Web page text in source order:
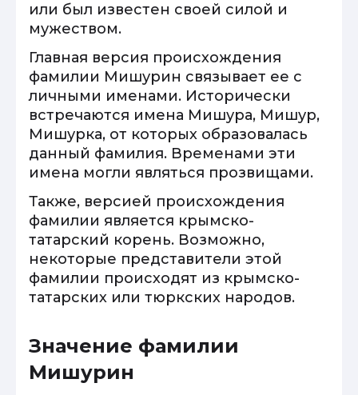
или был известен своей силой и
мужеством.
Главная версия происхождения
фамилии Мишурин связывает ее с
личными именами. Исторически
встречаются имена Мишура, Мишур,
Мишурка, от которых образовалась
данный фамилия. Временами эти
имена могли являться прозвищами.
Также, версией происхождения
фамилии является крымско-
татарский корень. Возможно,
некоторые представители этой
фамилии происходят из крымско-
татарских или тюркских народов.
Значение фамилии
Мишурин